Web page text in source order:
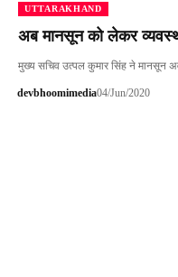
UTTARAKHAND
अब मानसून को लेकर
मुख्य सचिव उत्पल कुमार सिंह ने मानसून
devbhoomimedia04/Jun/2020